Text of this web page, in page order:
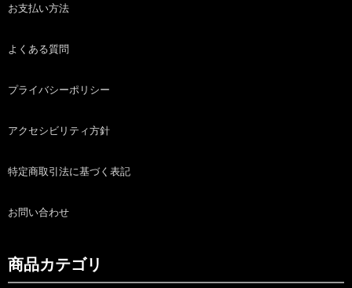
お支払い方法
よくある質問
プライバシーポリシー
アクセシビリティ方針
特定商取引法に基づく表記
お問い合わせ
商品カテゴリ